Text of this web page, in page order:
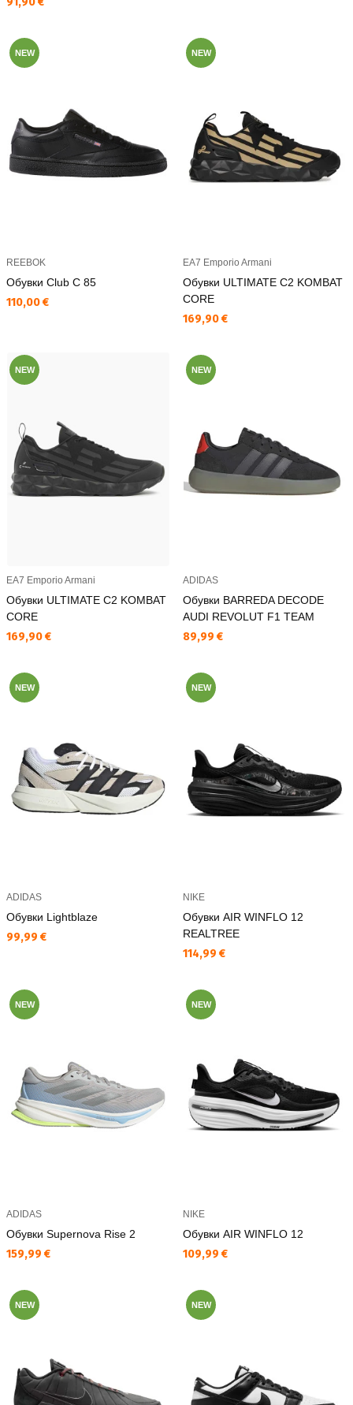
NEW
REEBOK
Обувки Club C 85
Текуща цена:
110,00 €
NEW
EA7 Emporio Armani
Обувки ULTIMATE C2 KOMBAT
CORE
Текуща цена:
169,90 €
NEW
EA7 Emporio Armani
Обувки ULTIMATE C2 KOMBAT
CORE
Текуща цена:
169,90 €
NEW
ADIDAS
Обувки BARREDA DECODE
AUDI REVOLUT F1 TEAM
Текуща цена:
89,99 €
NEW
ADIDAS
Обувки Lightblaze
Текуща цена:
99,99 €
NEW
NIKE
Обувки AIR WINFLO 12
REALTREE
Текуща цена:
114,99 €
NEW
ADIDAS
Обувки Supernova Rise 2
Текуща цена:
159,99 €
NEW
NIKE
Обувки AIR WINFLO 12
Текуща цена:
109,99 €
NEW NEW